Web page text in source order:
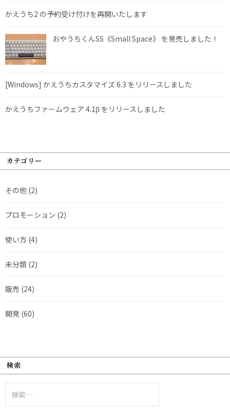
かえうち2 の予約受け付けを再開いたします
おやうちくんSS《Small Space》 を発売しました！
[Windows] かえうちカスタマイズ 6.3 をリリースしました
かえうちファームウェア 4.1β をリリースしました
カテゴリー
その他 (2)
プロモーション (2)
使い方 (4)
未分類 (2)
販売 (24)
開発 (60)
検索
索: